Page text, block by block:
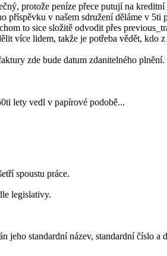
protože peníze přece putují na
v našem sdružení děláme v
to sice složitě odvodit přes
více lidem, takže je potřeba vědět, kdo
zde bude datum zdanitelného plnění.
lety vedl v papírové podobě...
spoustu práce.
legislativy.
standardní název, standardní číslo a